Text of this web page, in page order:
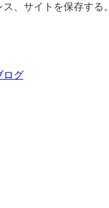
、サイトを保存する。
ログ